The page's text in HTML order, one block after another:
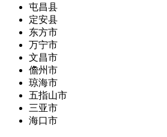
屯昌县
定安县
东方市
万宁市
文昌市
儋州市
琼海市
五指山市
三亚市
海口市